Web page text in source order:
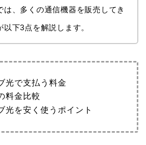
は、多くの通信機器を販売してき
以下3点を解説します。
光で支払う料金
料金比較
光を安く使うポイント